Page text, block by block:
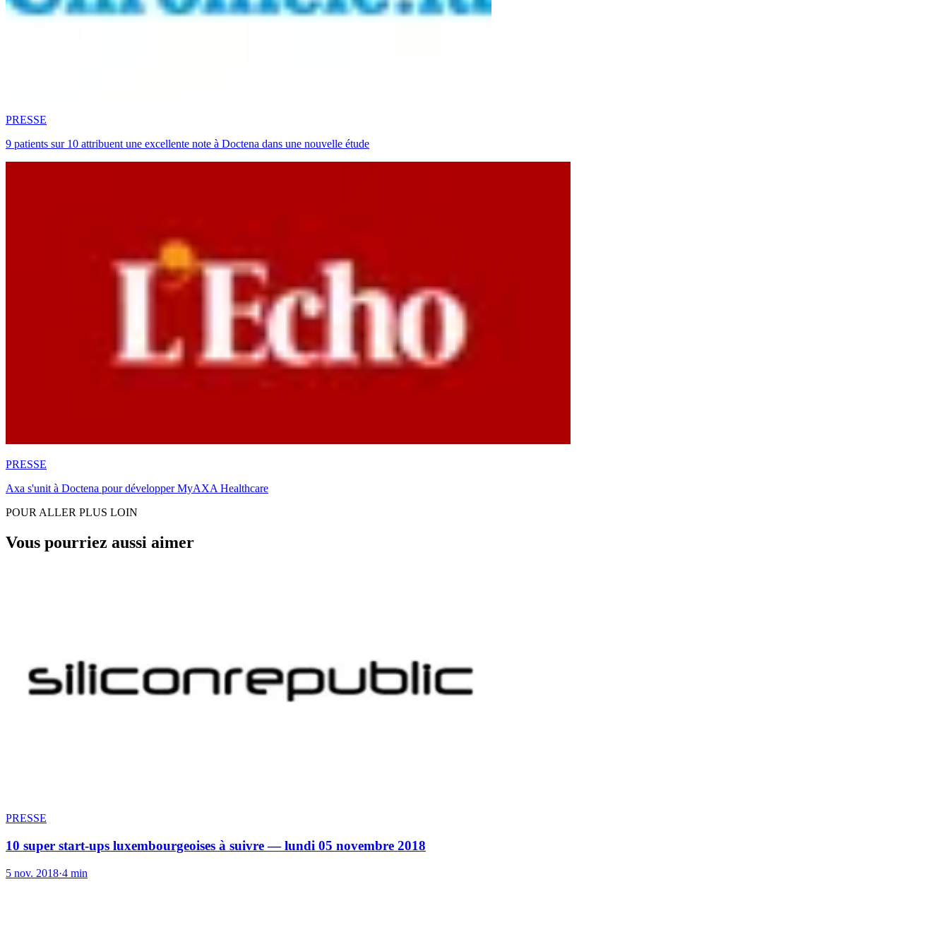
PRESSE
9 patients sur 10 attribuent une excellente note à Doctena dans une nouvelle étude
PRESSE
Axa s'unit à Doctena pour développer MyAXA Healthcare
POUR ALLER PLUS LOIN
Vous pourriez aussi aimer
PRESSE
10 super start-ups luxembourgeoises à suivre — lundi 05 novembre 2018
5 nov. 2018·4 min